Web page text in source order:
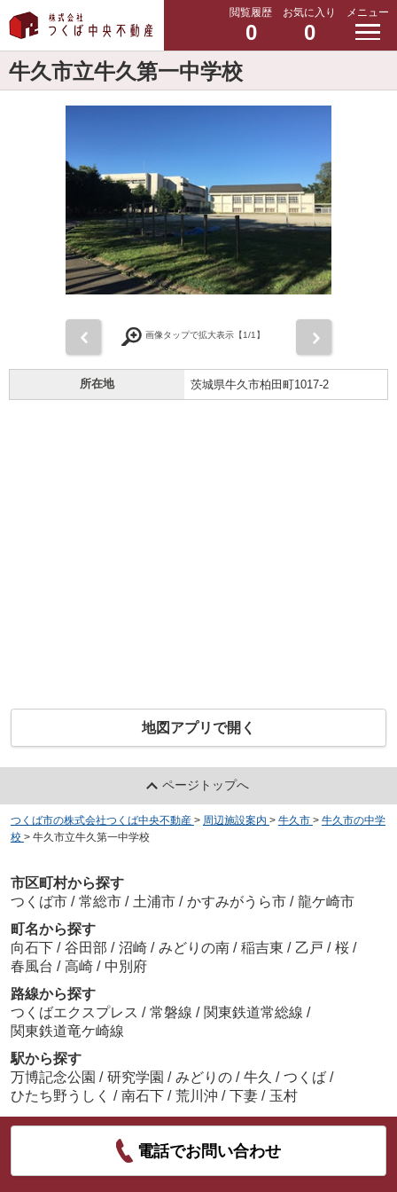
閲覧履歴
0
お気に入り
0
メニュー
牛久市立牛久第一中学校
画像タップで拡大表示【1/1】
所在地 茨城県牛久市柏田町1017-2
地図アプリで開く
ページトップへ
つくば市の株式会社つくば中央不動産 > 周辺施設案内 > 牛久市 > 牛久市の中学
校 > 牛久市立牛久第一中学校
市区町村から探す
つくば市 / 常総市 / 土浦市 / かすみがうら市 / 龍ケ崎市
町名から探す
向石下 / 谷田部 / 沼崎 / みどりの南 / 稲吉東 / 乙戸 / 桜 /
春風台 / 高崎 / 中別府
路線から探す
つくばエクスプレス / 常磐線 / 関東鉄道常総線 /
関東鉄道竜ケ崎線
駅から探す
万博記念公園 / 研究学園 / みどりの / 牛久 / つくば /
ひたち野うしく / 南石下 / 荒川沖 / 下妻 / 玉村
電話でお問い合わせ